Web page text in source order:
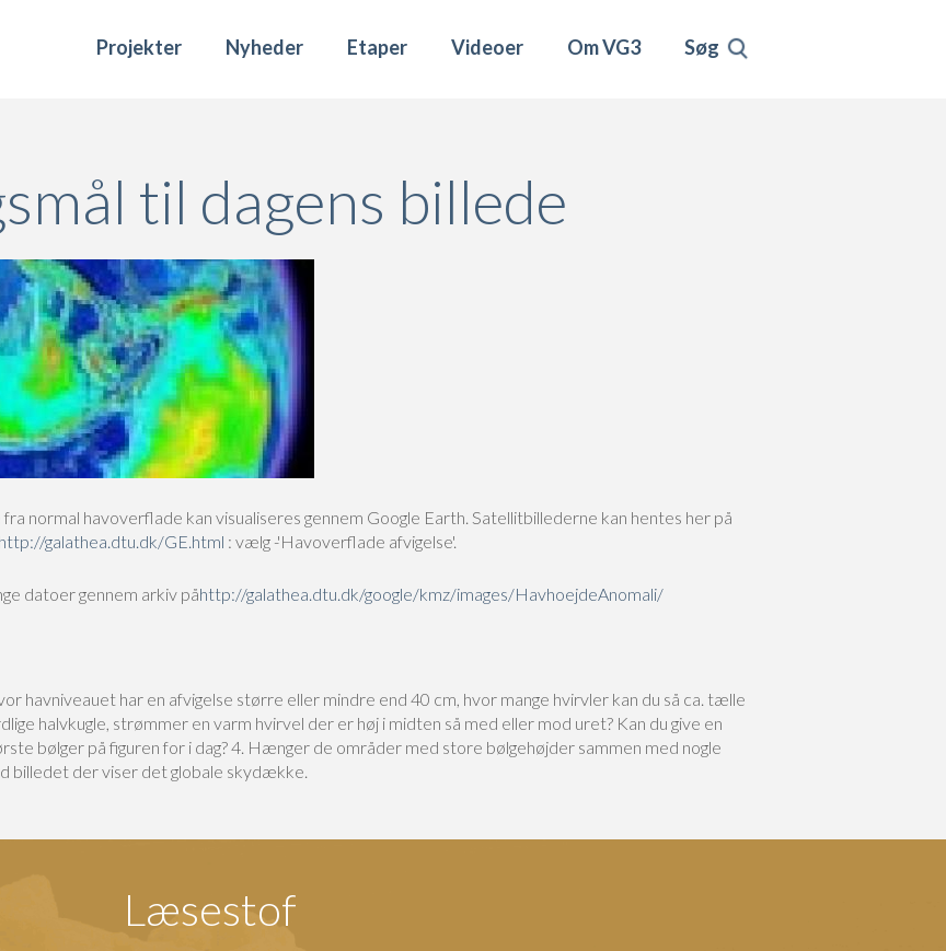
Projekter Nyheder Etaper Videoer Om VG3 Søg
til dagens billede
normal havoverflade kan visualiseres gennem Google Earth. Satellitbillederne kan hentes her på
http://galathea.dtu.dk/GE.html : vælg -'Havoverflade afvigelse'.
datoer gennem arkiv påhttp://galathea.dtu.dk/google/kmz/images/HavhoejdeAnomali/
havniveauet har en afvigelse større eller mindre end 40 cm, hvor mange hvirvler kan du så ca. tælle
halvkugle, strømmer en varm hvirvel der er høj i midten så med eller mod uret? Kan du give en
bølger på figuren for i dag?4. Hænger de områder med store bølgehøjder sammen med nogle
billedet der viser det globale skydække.
Læsestof